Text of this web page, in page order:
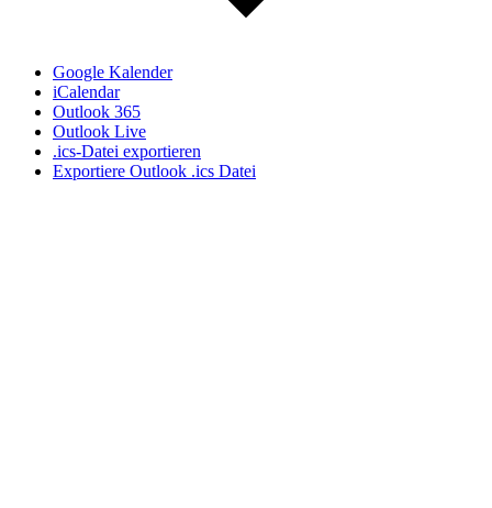
Google Kalender
iCalendar
Outlook 365
Outlook Live
.ics-Datei exportieren
Exportiere Outlook .ics Datei